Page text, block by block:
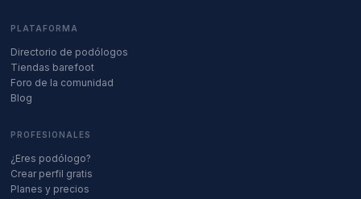
PLATAFORMA
Directorio de podólogos
Tiendas barefoot
Foro de la comunidad
Blog
PROFESIONALES
¿Eres podólogo?
Crear perfil gratis
Planes y precios